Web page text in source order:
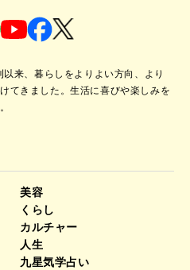
来、暮らしをよりよい方向、より
てきました。生活に喜びや楽しみを
美容
くらし
カルチャー
人生
九星気学占い